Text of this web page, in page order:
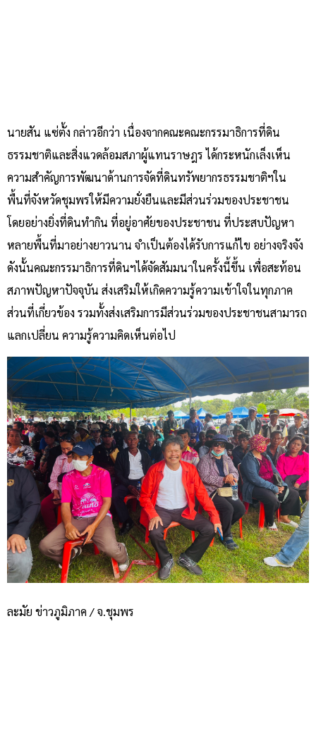
นายสัน แซ่ตั้ง กล่าวอีกว่า เนื่องจากคณะคณะกรรมาธิการที่ดิน
ธรรมชาติและสิ่งแวดล้อมสภาผู้แทนราษฎร ได้กระหนักเล็งเห็น
ความสำคัญการพัฒนาด้านการจัดที่ดินทรัพยากรธรรมชาติฯใน
พื้นที่จังหวัดชุมพรให้มีความยั่งยืนและมีส่วนร่วมของประชาชน
โดยอย่างยิ่งที่ดินทำกิน ที่อยู่อาศัยของประชาชน ที่ประสบปัญหา
หลายพื้นที่มาอย่างยาวนาน จำเป็นต้องได้รับการแก้ไข อย่างจริงจัง
ดังนั้นคณะกรรมาธิการที่ดินฯได้จัดสัมมนาในครั้งนี้ขึ้น เพื่อสะท้อน
สภาพปัญหาปัจจุบัน ส่งเสริมให้เกิดความรู้ความเข้าใจในทุกภาค
ส่วนที่เกี่ยวข้อง รวมทั้งส่งเสริมการมีส่วนร่วมของประชาชนสามารถ
แลกเปลี่ยน ความรู้ความคิดเห็นต่อไป
ละมัย ข่าวภูมิภาค / จ.ชุมพร